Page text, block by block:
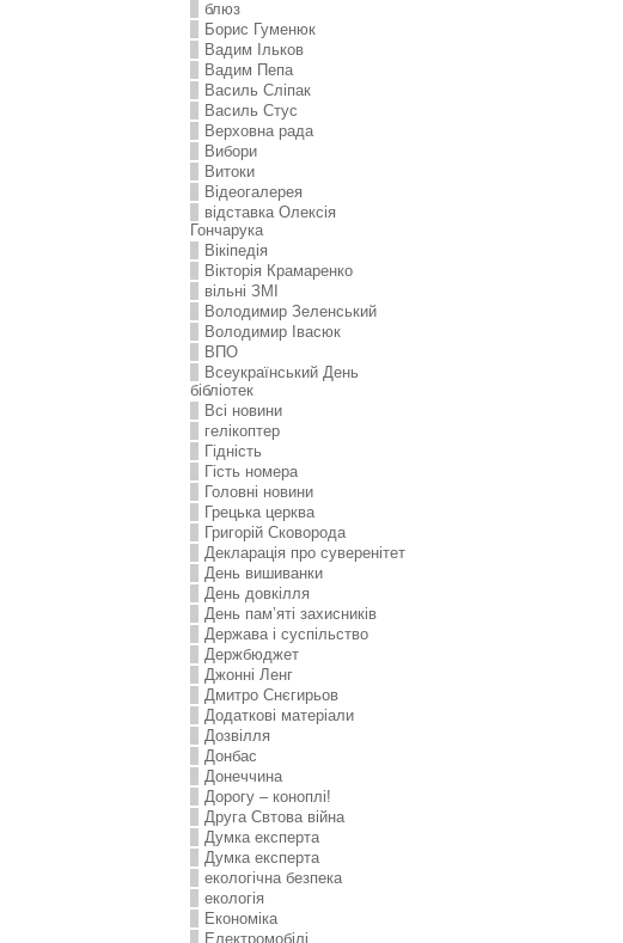
блюз
Борис Гуменюк
Вадим Ільков
Вадим Пепа
Василь Сліпак
Василь Стус
Верховна рада
Вибори
Витоки
Відеогалерея
відставка Олексія
Гончарука
Вікіпедія
Вікторія Крамаренко
вільні ЗМІ
Володимир Зеленський
Володимир Івасюк
ВПО
Всеукраїнський День
бібліотек
Всі новини
гелікоптер
Гідність
Гість номера
Головні новини
Грецька церква
Григорій Сковорода
Декларація про суверенітет
День вишиванки
День довкілля
День пам’яті захисників
Держава і суспільство
Держбюджет
Джонні Ленг
Дмитро Снєгирьов
Додаткові матеріали
Дозвілля
Донбас
Донеччина
Дорогу – коноплі!
Друга Свтова війна
Думка експерта
Думка експерта
екологічна безпека
екологія
Економіка
Електромобілі